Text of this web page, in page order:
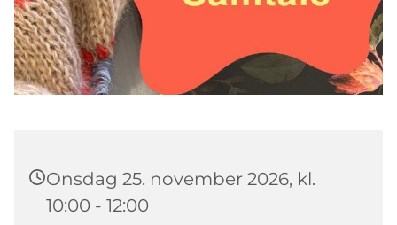
Onsdag 25. november 2026, kl.
10:00 - 12:00